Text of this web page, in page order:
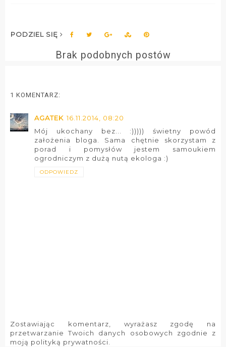
PODZIEL SIĘ
Brak podobnych postów
1 KOMENTARZ:
AGATEK 16.11.2014, 08:20
Mój ukochany bez... :))))) świetny powód
założenia bloga. Sama chętnie skorzystam z
porad i pomysłów jestem samoukiem
ogrodniczym z dużą nutą ekologa :)
ODPOWIEDZ
Zostawiając komentarz, wyrażasz zgodę na
przetwarzanie Twoich danych osobowych zgodnie z
moją polityką prywatności.